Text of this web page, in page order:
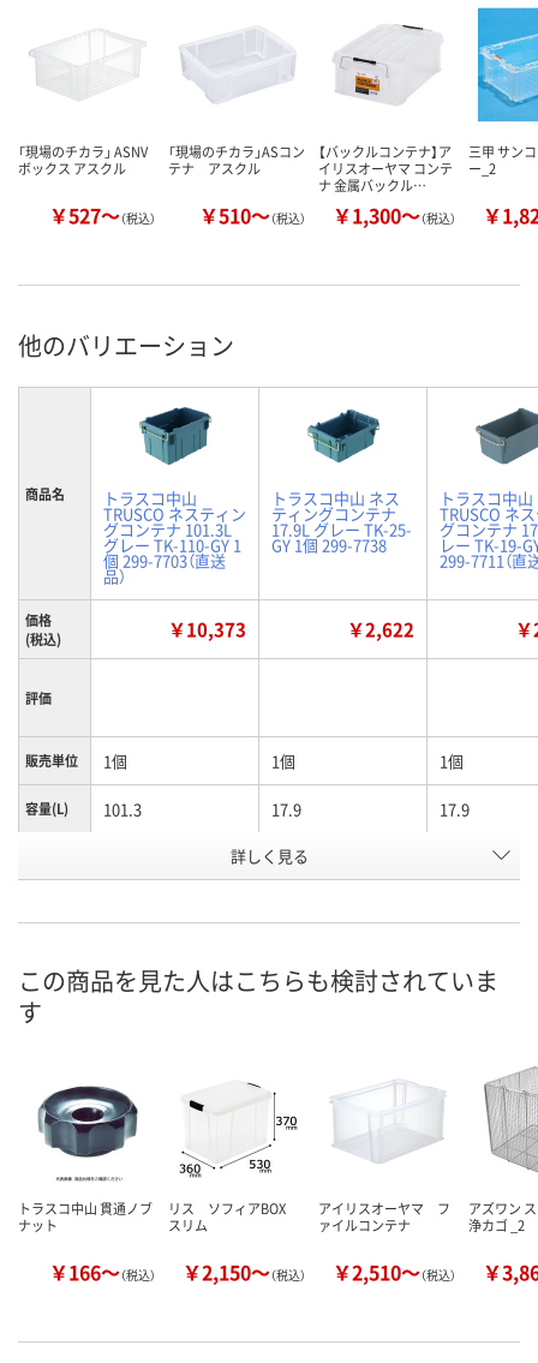
「現場のチカラ」 ASNV
ボックス アスクル
￥527～（税込）
「現場のチカラ」ASコン
テナ アスクル
￥510～（税込）
【バックルコンテナ】ア
イリスオーヤマ コンテ
ナ 金属バックル…
￥1,300～（税込）
三甲 サン
ー_2
￥
他のバリエーション
商品名 トラスコ中山
TRUSCO ネスティン
グコンテナ 101.3L
グレー TK-110-GY 1
個 299-7703（直送
品）
トラスコ中山 ネス
ティングコンテナ
17.9L グレー TK-25-
GY 1個 299-7738
トラスコ中山
TRUSCO ネ
グコンテナ
レー TK-19-
299-7711（直
価格
(税込)
￥10,373 ￥2,622
評価
販売単位 1個 1個 1個
容量(L) 101.3 17.9 17.9
369
お申込番
号
4393434 4393452 4392769
お届け日 8月13日（木） 8月13日（木）
数量
カゴへ
お取り扱い終了しま
カ
詳しく見る
この商品を見た人はこちらも検討されていま
す
トラスコ中山 貫通ノブ
ナット
￥166～（税込）
リス ソフィアBOX
スリム
￥2,150～（税込）
アイリスオーヤマ フ
ァイルコンテナ
￥2,510～（税込）
アズワン
浄カゴ _2
￥